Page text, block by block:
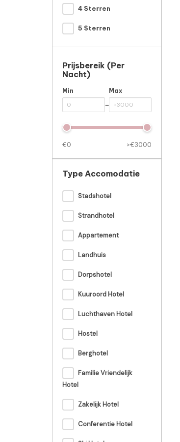
4 Sterren
5 Sterren
Prijsbereik (per
Nacht)
Min
-
Max
€0 >€3000
Type Accomodatie
Stadshotel
Strandhotel
Appartement
Landhuis
Dorpshotel
Kuuroord Hotel
Luchthaven Hotel
Hostel
Berghotel
Familie Vriendelijk
Hotel
Zakelijk Hotel
Conferentie Hotel